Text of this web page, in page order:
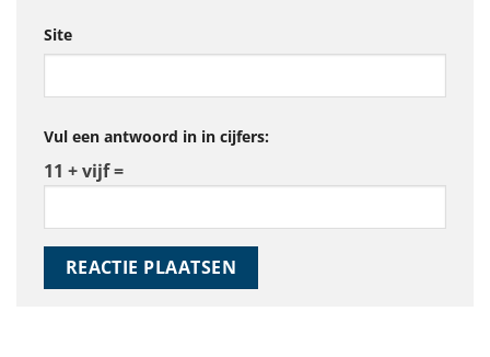
Site
Vul een antwoord in in cijfers:
11 + vijf =